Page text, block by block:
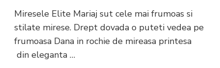
Miresele Elite Mariaj sut cele mai frumoas si
stilate mirese. Drept dovada o puteti vedea pe
frumoasa Dana in rochie de mireasa printesa
din eleganta …